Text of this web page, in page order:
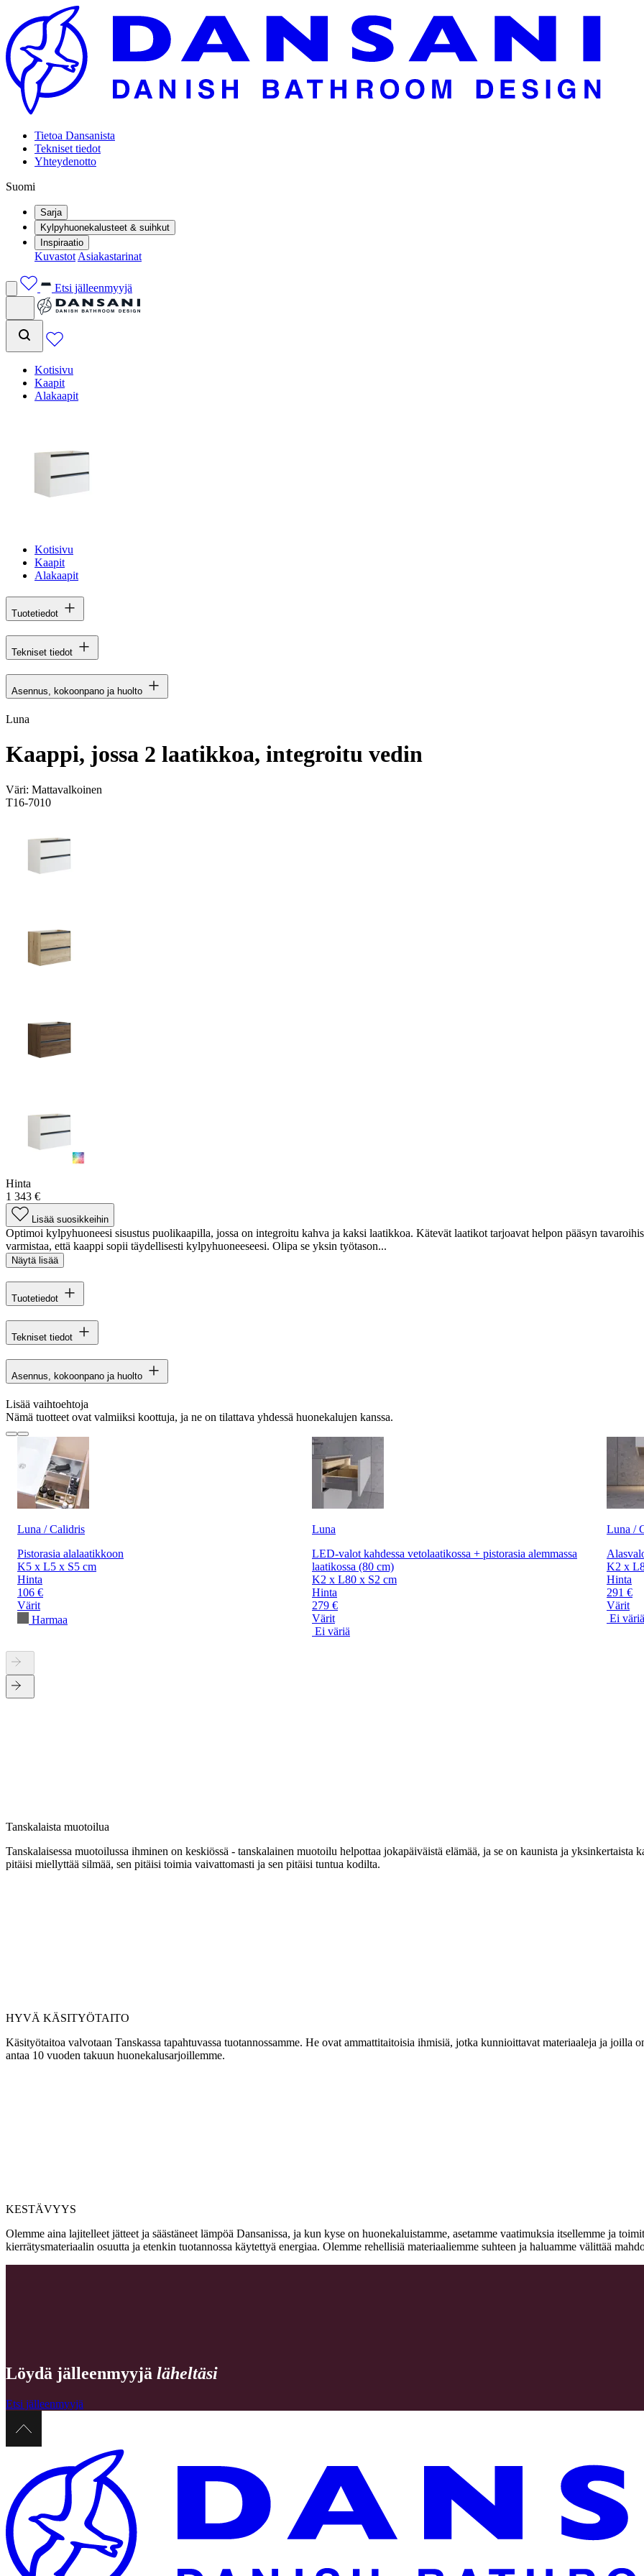
Tietoa Dansanista
Tekniset tiedot
Yhteydenotto
Suomi
Sarja
Kylpyhuonekalusteet & suihkut
Inspiraatio
Kuvastot Asiakastarinat
Etsi jälleenmyyjä
Kotisivu
Kaapit
Alakaapit
Kotisivu
Kaapit
Alakaapit
Tuotetiedot
Tekniset tiedot
Asennus, kokoonpano ja huolto
Luna
Kaappi, jossa 2 laatikkoa, integroitu vedin
Väri: Mattavalkoinen
T16-7010
Hinta
1 343 €
Lisää suosikkeihin
Optimoi kylpyhuoneesi sisustus puolikaapilla, jossa on integroitu kahva ja kaksi laatikkoa. Kätevät laatikot tarjoavat helpon pääsyn
varmistaa, että kaappi sopii täydellisesti kylpyhuoneeseesi. Olipa se yksin työtason...
Näytä lisää
Tuotetiedot
Tekniset tiedot
Asennus, kokoonpano ja huolto
Lisää vaihtoehtoja
Nämä tuotteet ovat valmiiksi koottuja, ja ne on tilattava yhdessä huonekalujen kanssa.
Luna / Calidris
Pistorasia alalaatikkoon
K5 x L5 x S5 cm
Hinta
106 €
Värit
Harmaa
Luna
LED-valot kahdessa vetolaatikossa + pistorasia alemmassa
laatikossa (80 cm)
K2 x L80 x S2 cm
Hinta
279 €
Värit
Ei väriä
Luna /
K2 x
Hinta
291 €
Värit
Ei väriä
Tanskalaista muotoilua
KESTÄVYYS
Etsi jälleenmyyjä